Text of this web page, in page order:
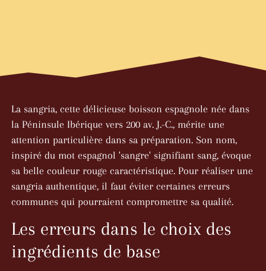
La sangria, cette délicieuse boisson espagnole née dans
la Péninsule Ibérique vers 200 av. J.-C., mérite une
attention particulière dans sa préparation. Son nom,
inspiré du mot espagnol 'sangre' signifiant sang, évoque
sa belle couleur rouge caractéristique. Pour réaliser une
sangria authentique, il faut éviter certaines erreurs
communes qui pourraient compromettre sa qualité.
Les erreurs dans le choix des
ingrédients de base